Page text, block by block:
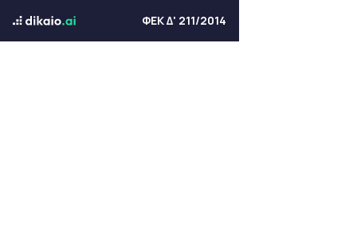
ΦΕΚ Δ' 211/2014